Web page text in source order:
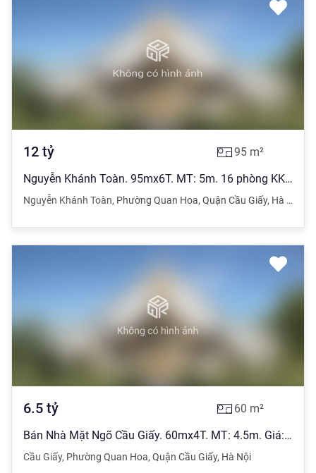
12 tỷ 95 m²
Nguyễn Khánh Toàn. 95mx6T. MT: 5m. 16 phòng KK. Thu nhập 70 tr/tháng
Nguyễn Khánh Toàn, Phường Quan Hoa, Quận Cầu Giấy, Hà Nội
6.5 tỷ 60 m²
Bán Nhà Mặt Ngõ Cầu Giấy. 60mx4T. MT: 4.5m. Giá: 6.5 tỷ.
Cầu Giấy, Phường Quan Hoa, Quận Cầu Giấy, Hà Nội